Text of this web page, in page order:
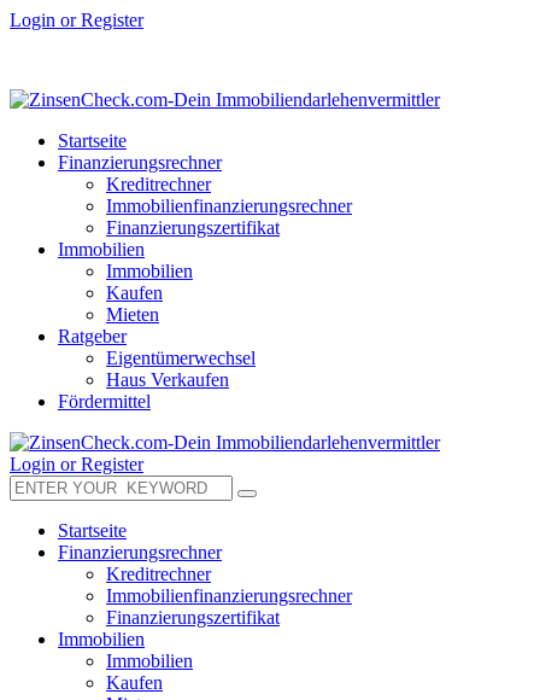
Login or Register
Startseite
Finanzierungsrechner
Kreditrechner
Immobilienfinanzierungsrechner
Finanzierungszertifikat
Immobilien
Immobilien
Kaufen
Mieten
Ratgeber
Eigentümerwechsel
Haus Verkaufen
Fördermittel
Login or Register
Startseite
Finanzierungsrechner
Kreditrechner
Immobilienfinanzierungsrechner
Finanzierungszertifikat
Immobilien
Immobilien
Kaufen